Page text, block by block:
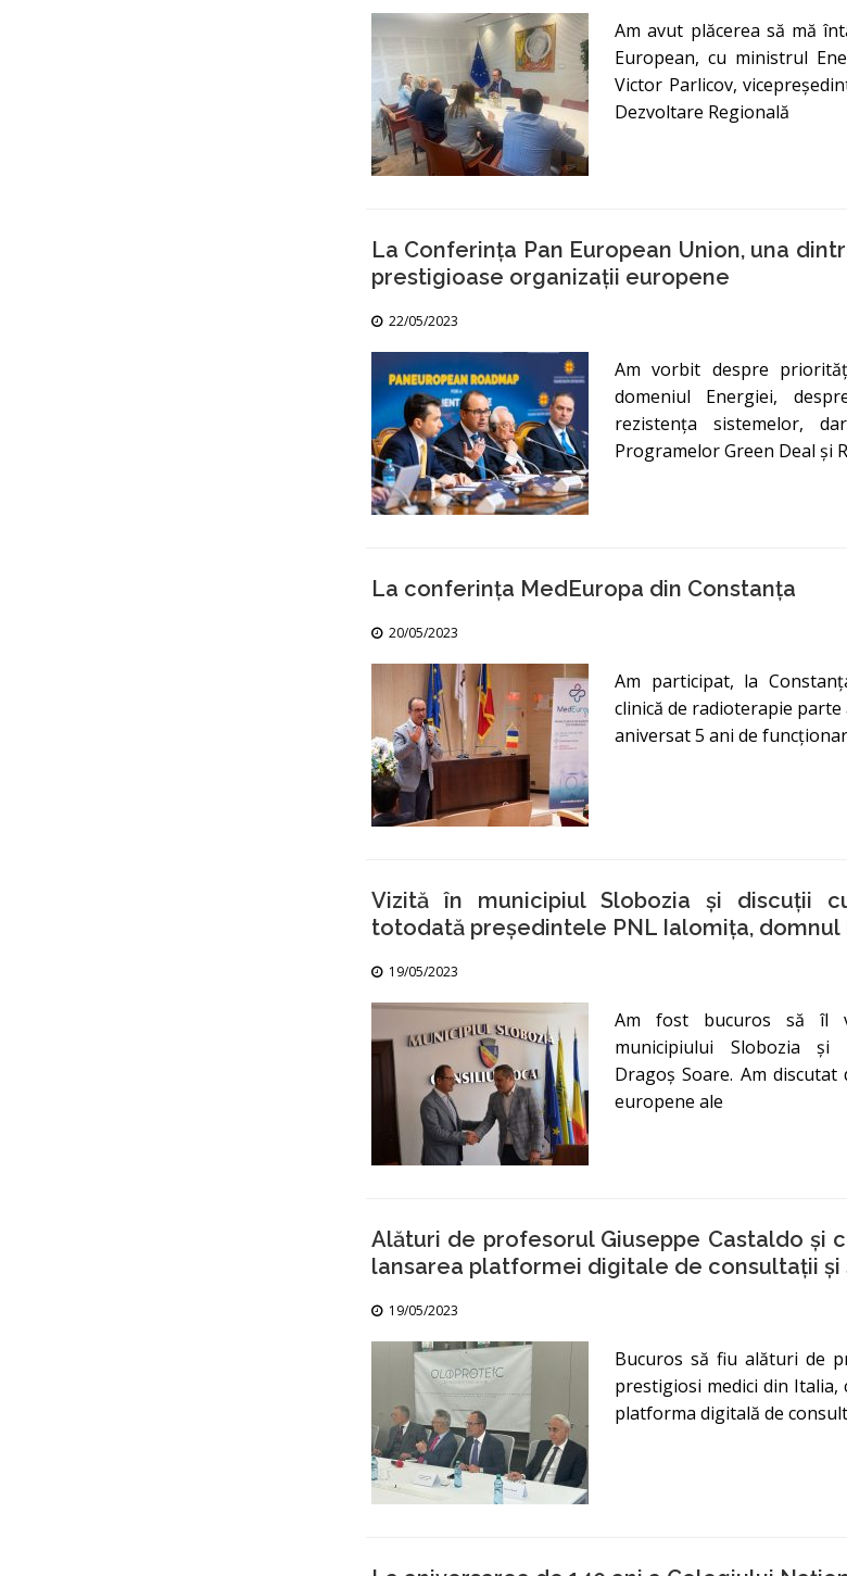
Am avut plăcerea să mă
European, cu ministrul
Victor Parlicov,
Dezvoltare Regională
La Conferința Pan European Union, una
prestigioase organizații europene
22/05/2023
Am vorbit despre
domeniul Energiei,
rezistența sistemelor,
Programelor Green Deal și
La conferința MedEuropa din Constanța
20/05/2023
Am participat, la
clinică de radioterapie
aniversat 5 ani de
Vizită în municipiul Slobozia și discuții
totodată președintele PNL Ialomița, domnul
19/05/2023
Am fost bucuros să îl
municipiului Slobozia și
Dragoș Soare. Am
europene ale
Alături de profesorul Giuseppe Castaldo și
lansarea platformei digitale de consultații
19/05/2023
Bucuros să fiu alături de
prestigiosi medici din Italia,
platforma digitală de